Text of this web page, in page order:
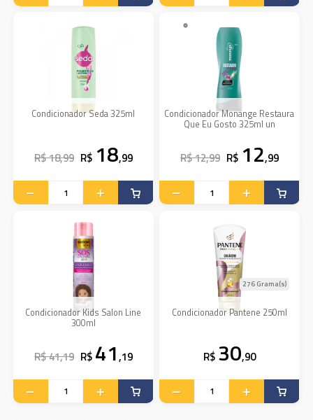
Condicionador Seda 325ml
R$ 18,99 R$ 18,99
Condicionador Monange Restaura
Que Eu Gosto 325ml un
R$ 12,99 R$ 12,99
Condicionador Kids Salon Line
300ml
R$ 41,19 R$ 41,19
Condicionador Pantene 250ml
276 Grama(s)
R$ 30,90